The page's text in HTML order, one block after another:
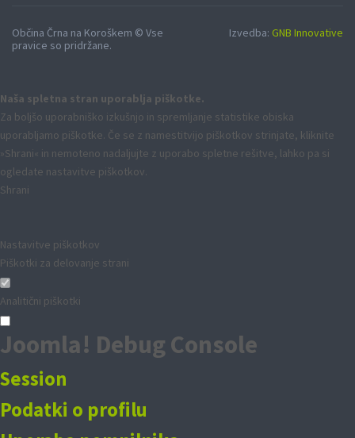
Občina Črna na Koroškem © Vse
pravice so pridržane.
Izvedba: GNB Innovative
Naša spletna stran uporablja piškotke.
Za boljšo uporabniško izkušnjo in spremljanje statistike obiska
uporabljamo piškotke. Če se z namestitvijo piškotkov strinjate, kliknite
»Shrani« in nemoteno nadaljujte z uporabo spletne rešitve, lahko pa si
ogledate nastavitve piškotkov.
Shrani
Nastavitve piškotkov
Piškotki za delovanje strani
Analitični piškotki
Joomla! Debug Console
Session
Podatki o profilu